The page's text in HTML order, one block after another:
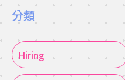
分類
Hiring